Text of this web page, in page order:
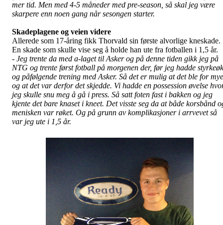
mer tid. Men med 4-5 måneder med pre-season, så skal jeg være
skarpere enn noen gang når sesongen starter.
Skadeplagene og veien videre
Allerede som 17-åring fikk Thorvald sin første alvorlige kneskade.
En skade som skulle vise seg å holde han ute fra fotballen i 1,5 år.
- Jeg trente da med a-laget til Asker og på denne tiden gikk jeg på
NTG og trente først fotball på morgenen der, før jeg hadde
og påfølgende trening med Asker. Så det er mulig at det ble for mye
og at det var derfor det skjedde. Vi hadde en possession øvelse
jeg skulle snu meg å gå i press. Så satt foten fast i bakken og jeg
kjente det bare knaset i kneet. Det visste seg da at både korsbånd
menisken var røket. Og på grunn av komplikasjoner i arrvevet så
var jeg ute i 1,5 år.